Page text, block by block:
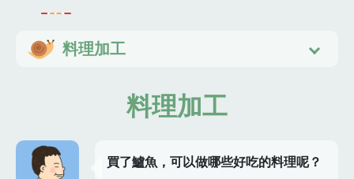
料理加工
料理加工
買了鱸魚，可以做哪些好吃的料理呢？